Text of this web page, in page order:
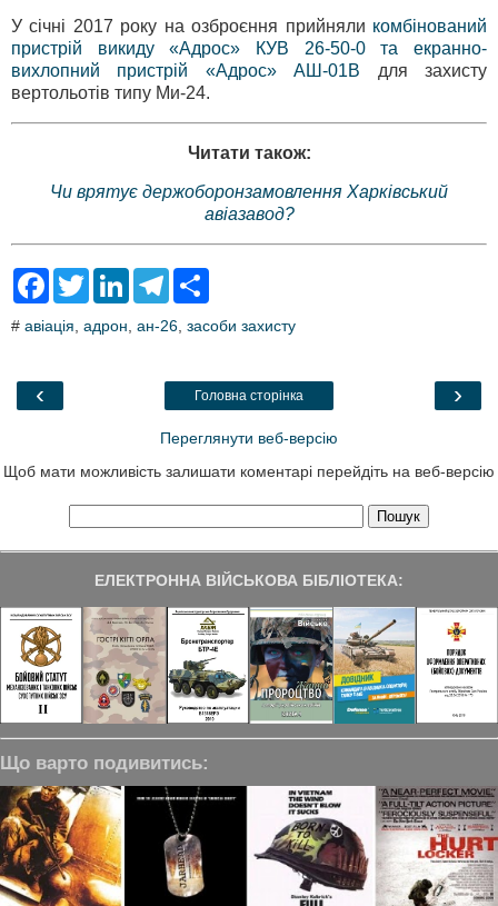
У січні 2017 року на озброєння прийняли комбінований
пристрій викиду «Адрос» КУВ 26-50-0 та екранно-
вихлопний пристрій «Адрос» АШ-01В для захисту
вертольотів типу Ми-24.
Читати також:
Чи врятує держоборонзамовлення Харківський
авіазавод?
F
e
o
T
t
L
k
T
e
a
r
# авіація, адрон, ан-26, засоби захисту
‹ ›
Головна сторінка
Переглянути веб-версію
Щоб мати можливість залишати коментарі перейдіть на веб-версію
ЕЛЕКТРОННА ВІЙСЬКОВА БІБЛІОТЕКА:
Що варто подивитись: